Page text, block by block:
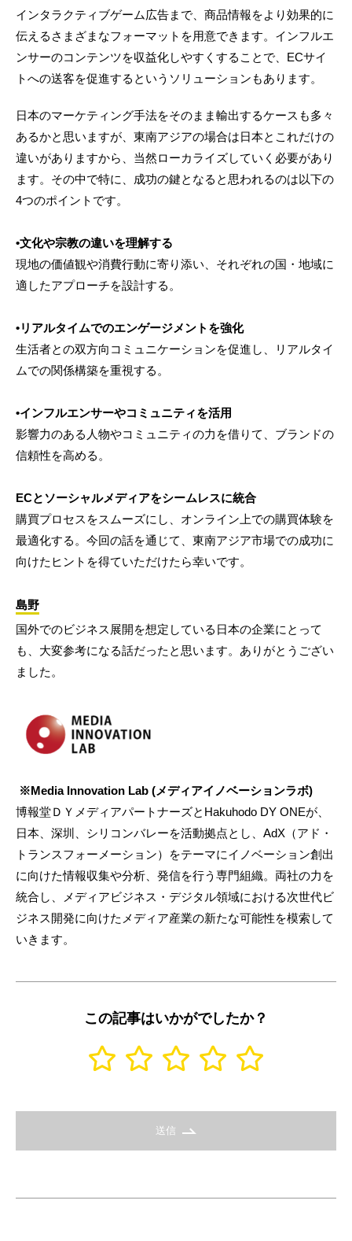
インタラクティブゲーム広告まで、商品情報をより効果的に
伝えるさまざまなフォーマットを用意できます。インフルエ
ンサーのコンテンツを収益化しやすくすることで、ECサイ
トへの送客を促進するというソリューションもあります。
日本のマーケティング手法をそのまま輸出するケースも多々
あるかと思いますが、東南アジアの場合は日本とこれだけの
違いがありますから、当然ローカライズしていく必要があり
ます。その中で特に、成功の鍵となると思われるのは以下の
4つのポイントです。
•文化や宗教の違いを理解する
現地の価値観や消費行動に寄り添い、それぞれの国・地域に
適したアプローチを設計する。
•リアルタイムでのエンゲージメントを強化
生活者との双方向コミュニケーションを促進し、リアルタイ
ムでの関係構築を重視する。
•インフルエンサーやコミュニティを活用
影響力のある人物やコミュニティの力を借りて、ブランドの
信頼性を高める。
ECとソーシャルメディアをシームレスに統合
購買プロセスをスムーズにし、オンライン上での購買体験を
最適化する。今回の話を通じて、東南アジア市場での成功に
向けたヒントを得ていただけたら幸いです。
島野
国外でのビジネス展開を想定している日本の企業にとって
も、大変参考になる話だったと思います。ありがとうござい
ました。
※Media Innovation Lab (メディアイノベーションラボ)
博報堂ＤＹメディアパートナーズとHakuhodo DY ONEが、
日本、深圳、シリコンバレーを活動拠点とし、AdX（アド・
トランスフォーメーション）をテーマにイノベーション創出
に向けた情報収集や分析、発信を行う専門組織。両社の力を
統合し、メディアビジネス・デジタル領域における次世代ビ
ジネス開発に向けたメディア産業の新たな可能性を模索して
いきます。
この記事はいかがでしたか？
送信